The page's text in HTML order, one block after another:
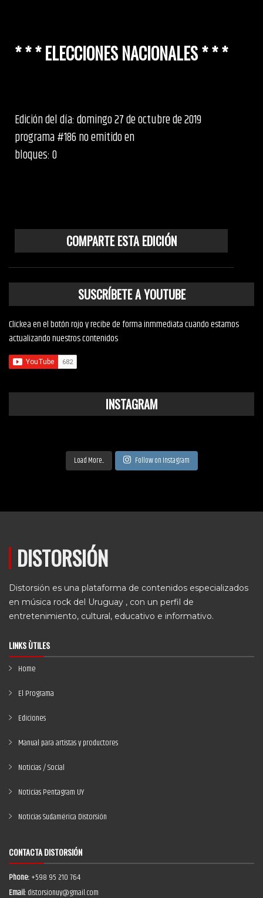
* * * ELECCIONES NACIONALES * * *
Edición del día: domingo 27 de octubre de 2019
programa #186 no emitido en
bloques: 0
COMPARTE ESTA EDICIÓN
SUSCRÍBETE A YOUTUBE
Clickea en el botón rojo y recibe de forma inmmediata cuando estamos
actualizando nuestros contenidos
INSTAGRAM
Load More... Follow on Instagram
DISTORSIÓN
Distorsión es una plataforma de contenidos especializados
en música rock del Uruguay , con un perfil de
entretenimiento, cultural, educativo e informativo.
LINKS ÙTILES
Home
El Programa
Ediciones
Manual para artistas y productores
Noticias / Social
Noticias Pentagram UY
Noticias Sudamérica Distorsión
CONTACTA DISTORSIÓN
Phone:+598 95 210 764
Email:distorsionuy@gmail.com